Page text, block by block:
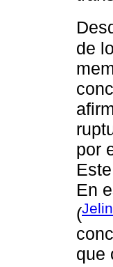
de
por
En
(
que